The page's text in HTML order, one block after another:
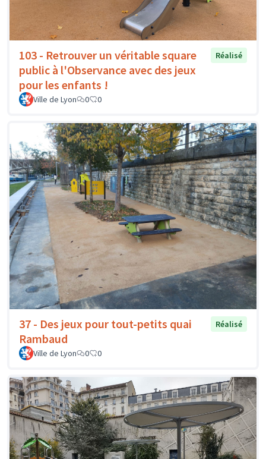
103 - Retrouver un véritable square
public à l'Observance avec des jeux
pour les enfants !
Réalisé
Ville de Lyon 0 0
37 - Des jeux pour tout-petits quai
Rambaud
Réalisé
Ville de Lyon 0 0